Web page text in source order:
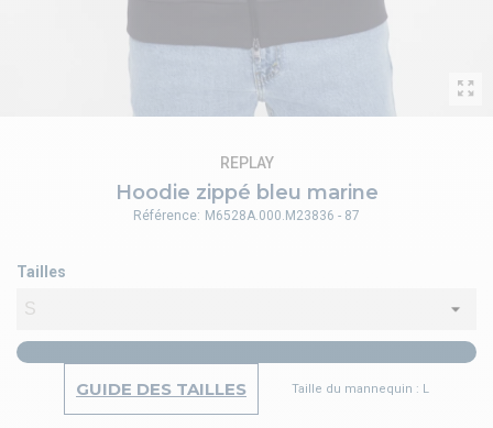
Hoodie zippé bleu marine
REPLAY
Tailles
GUIDE DES TAILLES Taille du mannequin : L
Référence: M6528A.000.M23836 - 87